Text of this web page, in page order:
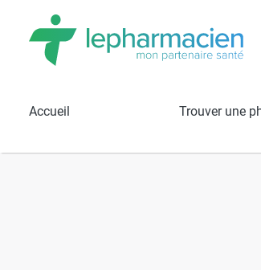
Accueil Trouver une
Résultats de